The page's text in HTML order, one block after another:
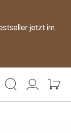
jetzt im
Mein
Mein